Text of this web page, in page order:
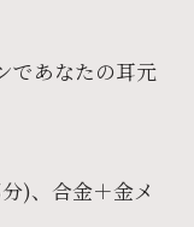
であなたの耳元
)、合金＋金メ